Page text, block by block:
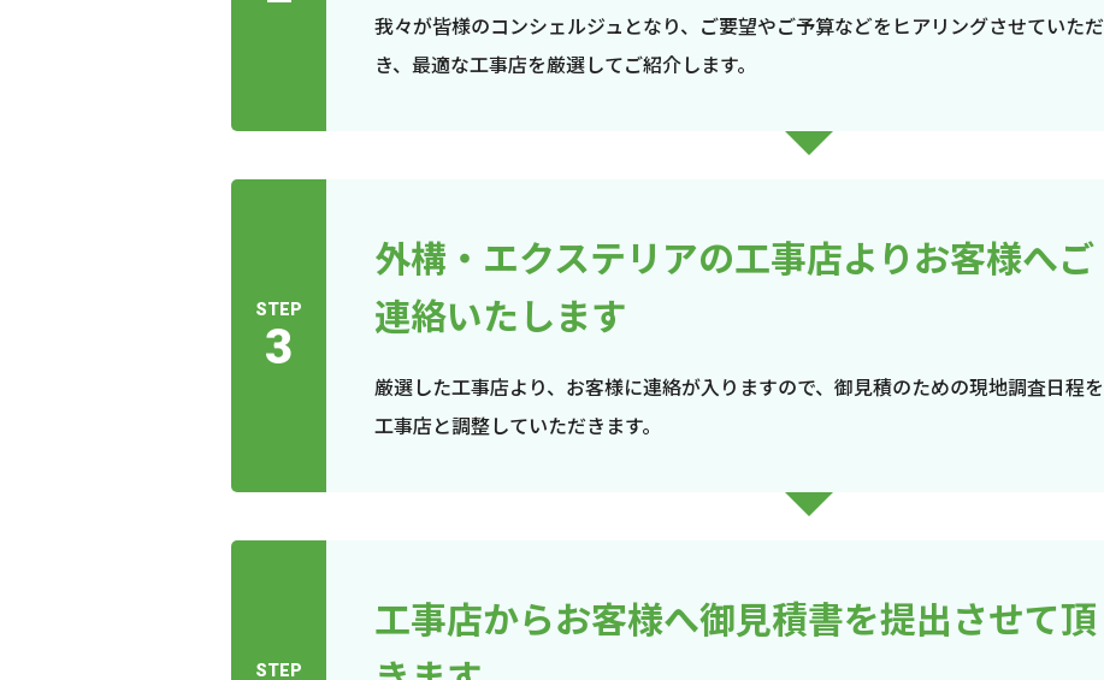
我々が皆様のコンシェルジュとなり、ご要望やご予算などをヒアリングさせていただ
き、最適な工事店を厳選してご紹介します。
STEP
3
外構・エクステリアの工事店よりお客様へご
連絡いたします
厳選した工事店より、お客様に連絡が入りますので、御見積のための現地調査日程を
工事店と調整していただきます。
STEP
工事店からお客様へ御見積書を提出させて頂